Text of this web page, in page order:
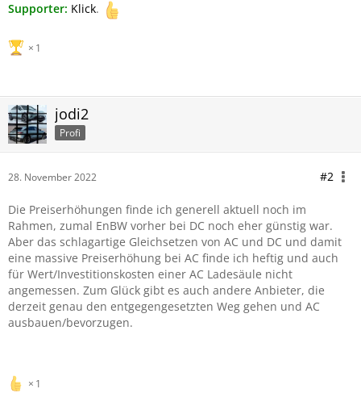
Supporter: Klick.
1
jodi2
Profi
28. November 2022 #2
Die Preiserhöhungen finde ich generell aktuell noch im
Rahmen, zumal EnBW vorher bei DC noch eher günstig war.
Aber das schlagartige Gleichsetzen von AC und DC und damit
eine massive Preiserhöhung bei AC finde ich heftig und auch
für Wert/Investitionskosten einer AC Ladesäule nicht
angemessen. Zum Glück gibt es auch andere Anbieter, die
derzeit genau den entgegengesetzten Weg gehen und AC
ausbauen/bevorzugen.
1